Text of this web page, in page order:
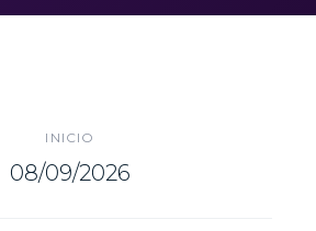
INICIO
08/09/2026